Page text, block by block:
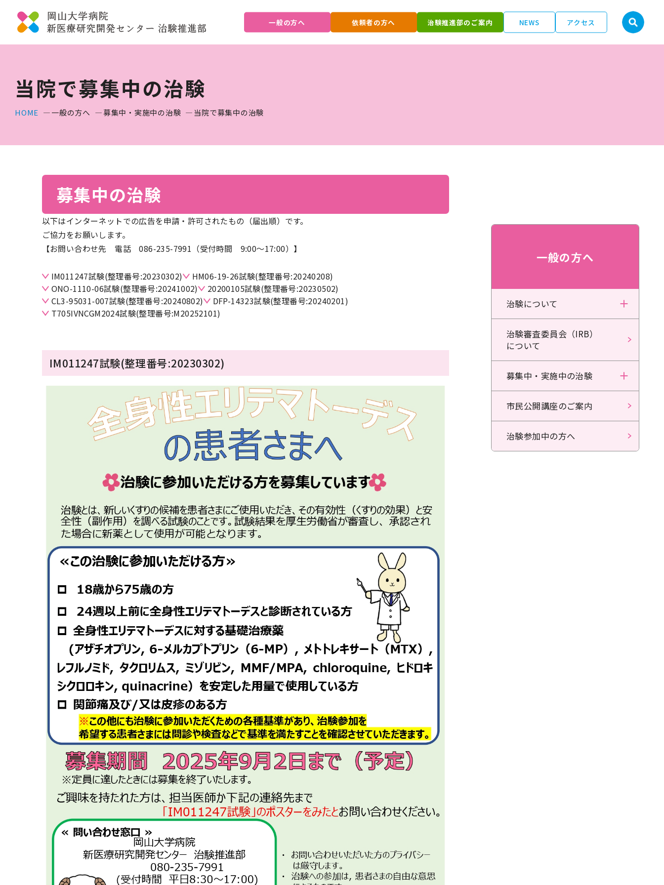
一般の方へ 依頼者の方へ 治験推進部のご案内 NEWS アクセス
当院で募集中の治験
HOME 一般の方へ 募集中・実施中の治験 当院で募集中の治験
募集中の治験
以下はインターネットでの広告を申請・許可されたもの（届出順）です。
ご協力をお願いします。
【お問い合わせ先 電話 086-235-7991（受付時間 9:00～17:00）】
IM011247試験(整理番号:20230302)
HM06-19-26試験(整理番号:20240208)
ONO-1110-06試験(整理番号:20241002)
20200105試験(整理番号:20230502)
CL3-95031-007試験(整理番号:20240802)
DFP-14323試験(整理番号:20240201)
T705IVNCGM2024試験(整理番号:M20252101)
IM011247試験(整理番号:20230302)
一般の方へ
治験について
治験審査委員会（IRB）
について
募集中・実施中の治験
市民公開講座のご案内
治験参加中の方へ